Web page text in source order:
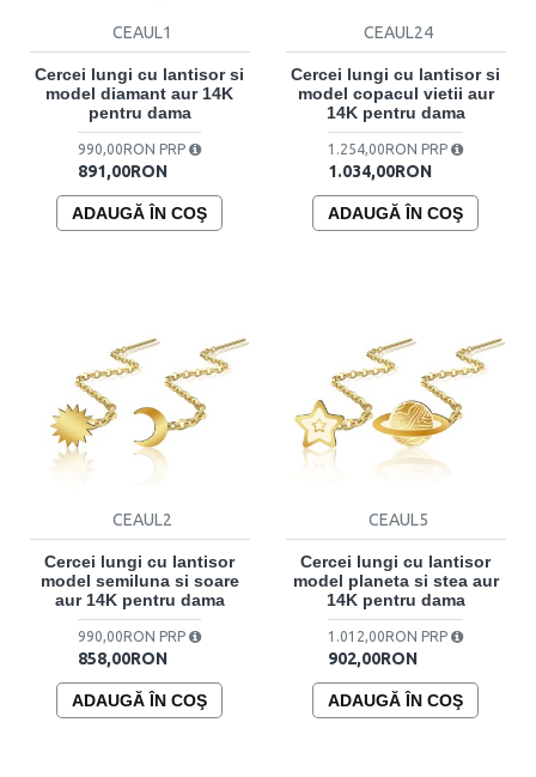
CEAUL1
Cercei lungi cu lantisor si
model diamant aur 14K
pentru dama
891,00RON
990,00RON PRP
ADAUGĂ ÎN COŞ
CEAUL24
Cercei lungi cu lantisor si
model copacul vietii aur
14K pentru dama
1.034,00RON
1.254,00RON PRP
ADAUGĂ ÎN COŞ
CEAUL2
Cercei lungi cu lantisor
model semiluna si soare
aur 14K pentru dama
858,00RON
990,00RON PRP
ADAUGĂ ÎN COŞ
CEAUL5
Cercei lungi cu lantisor
model planeta si stea aur
14K pentru dama
902,00RON
1.012,00RON PRP
ADAUGĂ ÎN COŞ